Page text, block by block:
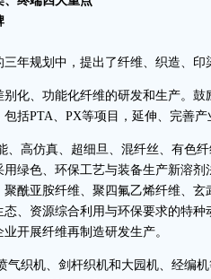
规划中，提出了纤维、织造、印
、功能化纤维的研发和生产。鼓
括PTA、PX等项目，延伸、完善产
仿真、超细旦、混纤丝、有色纤
绿色、环保工艺与装备生产新溶
酰亚胺纤维、聚四氟乙烯纤维、
、资源综合利用与环保要求的特
开展纤维再制造研发生产。
机、剑杆织机和大园机、经编机